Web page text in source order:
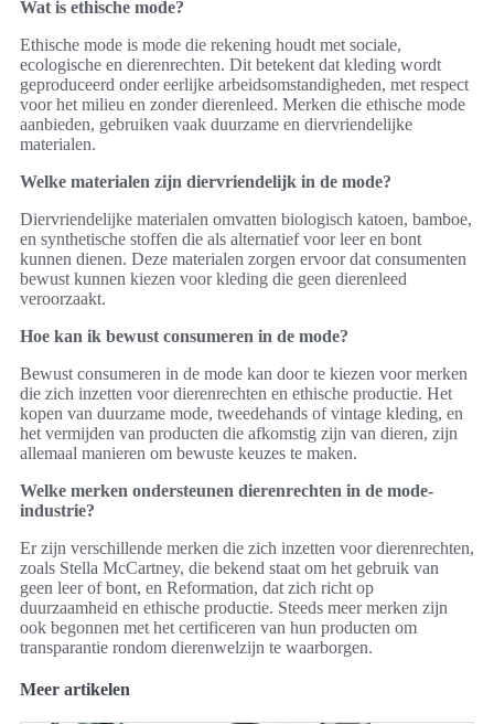
Wat is ethische mode?
Ethische mode is mode die rekening houdt met sociale,
ecologische en dierenrechten. Dit betekent dat kleding wordt
geproduceerd onder eerlijke arbeidsomstandigheden, met respect
voor het milieu en zonder dierenleed. Merken die ethische mode
aanbieden, gebruiken vaak duurzame en diervriendelijke
materialen.
Welke materialen zijn diervriendelijk in de mode?
Diervriendelijke materialen omvatten biologisch katoen, bamboe,
en synthetische stoffen die als alternatief voor leer en bont
kunnen dienen. Deze materialen zorgen ervoor dat consumenten
bewust kunnen kiezen voor kleding die geen dierenleed
veroorzaakt.
Hoe kan ik bewust consumeren in de mode?
Bewust consumeren in de mode kan door te kiezen voor merken
die zich inzetten voor dierenrechten en ethische productie. Het
kopen van duurzame mode, tweedehands of vintage kleding, en
het vermijden van producten die afkomstig zijn van dieren, zijn
allemaal manieren om bewuste keuzes te maken.
Welke merken ondersteunen dierenrechten in de mode-
industrie?
Er zijn verschillende merken die zich inzetten voor dierenrechten,
zoals Stella McCartney, die bekend staat om het gebruik van
geen leer of bont, en Reformation, dat zich richt op
duurzaamheid en ethische productie. Steeds meer merken zijn
ook begonnen met het certificeren van hun producten om
transparantie rondom dierenwelzijn te waarborgen.
Meer artikelen